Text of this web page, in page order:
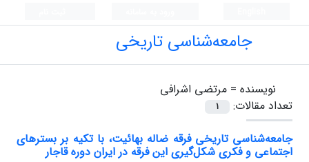
جامعه‌شناسی تاریخی
نویسنده = مرتضی اشرافی
تعداد مقالات:
1
جامعه‌شناسی تاریخی فرقه ضاله بهائیت، با تکیه بر بسترهای
اجتماعی و فکری شکل‌گیری این فرقه در ایران دوره قاجار